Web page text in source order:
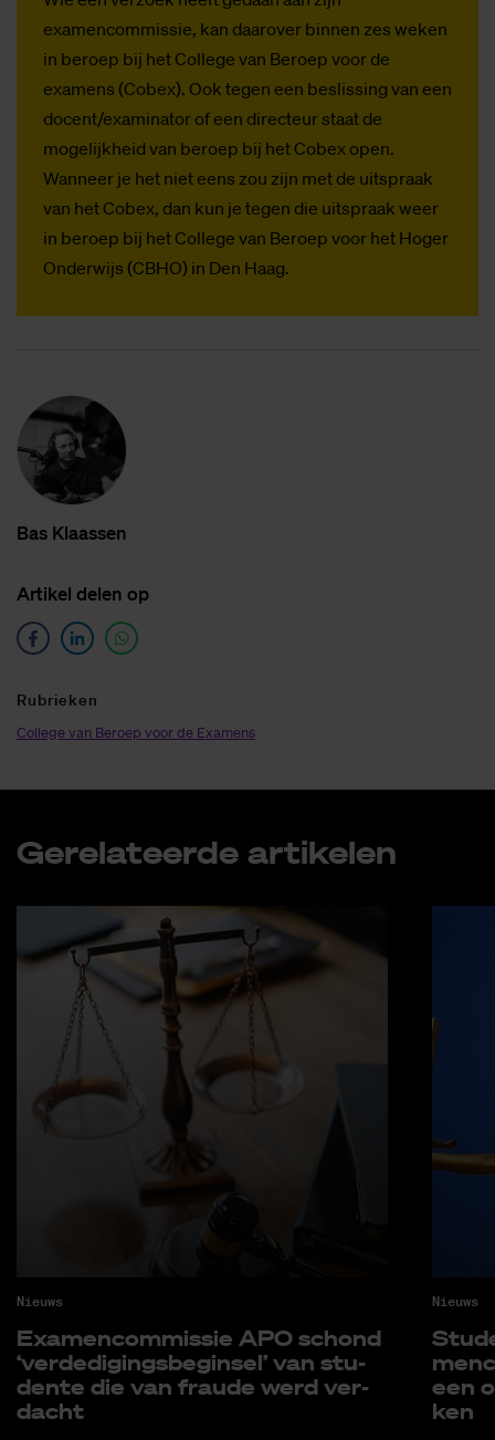
examencommissie, kan daarover binnen zes weken
in beroep bij het College van Beroep voor de
examens (Cobex). Ook tegen een beslissing van een
docent/examinator of een directeur staat de
mogelijkheid van beroep bij het Cobex open.
Wanneer je het niet eens zou zijn met de uitspraak
van het Cobex, dan kun je tegen die uitspraak weer
in beroep bij het College van Beroep voor het Hoger
Onderwijs (CBHO) in Den Haag.
Bas Klaas­sen
Ar­ti­kel de­len op
Ru­brie­ken
College van Beroep voor de Examens
Ge­re­la­teer­de ar­ti­ke­len
Nieuws
Exa­men­com­mis­sie APO schond
‘ver­de­di­gings­be­gin­sel’ van stu­
den­te die van frau­de werd ver­
dacht
Nieuws
een
ken